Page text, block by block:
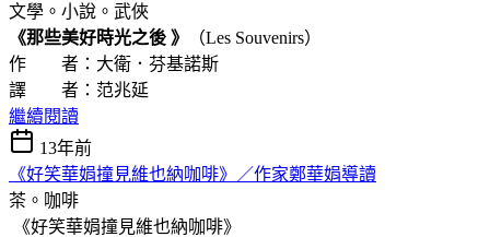
文學。小說。武俠
《那些美好時光之後 》
（Les Souvenirs）
作 者：大衛．芬基諾斯
譯 者：范兆延
繼續閱讀
13年前
《好笑華娟撞見維也納咖啡》／作家鄭華娟導讀
茶。咖啡
《好笑華娟撞見維也納咖啡》